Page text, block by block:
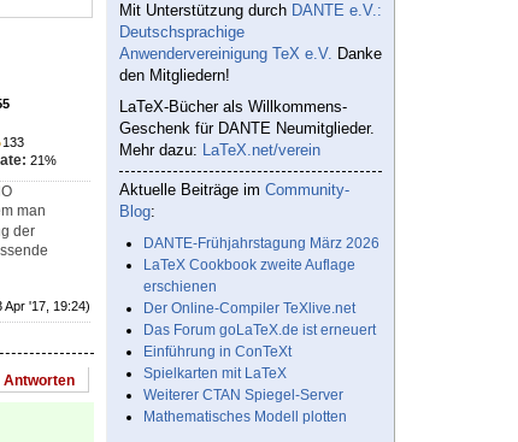
133
21%
man
der
Apr '17, 19:24)
Antworten
Mit Unterstützung durch DANTE e.V.:
Deutschsprachige
Anwendervereinigung TeX e.V. Danke
den Mitgliedern!
LaTeX-Bücher als Willkommens-
Geschenk für DANTE Neumitglieder.
Mehr dazu: LaTeX.net/verein
Aktuelle Beiträge im Community-
Blog:
DANTE-Frühjahrstagung März 2026
LaTeX Cookbook zweite Auflage
erschienen
Der Online-Compiler TeXlive.net
Das Forum goLaTeX.de ist erneuert
Einführung in ConTeXt
Spielkarten mit LaTeX
Weiterer CTAN Spiegel-Server
Mathematisches Modell plotten